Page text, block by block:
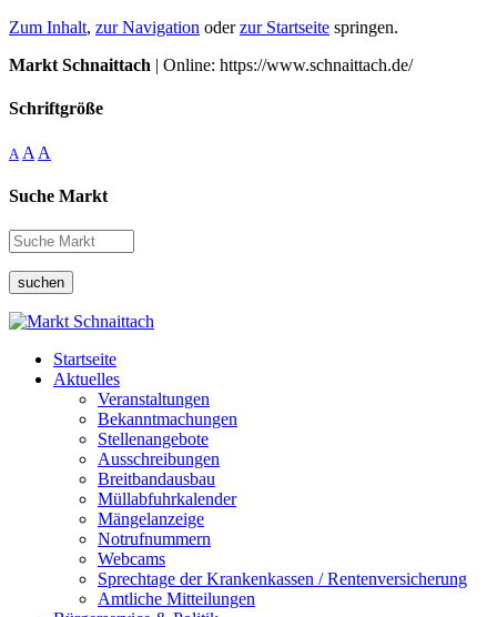
Zum Inhalt, zur Navigation oderzur Startseite springen.
Markt Schnaittach | Online: https://www.schnaittach.de/
Schriftgröße
A A A
Suche Markt
suchen
Startseite
Aktuelles
Veranstaltungen
Bekanntmachungen
Stellenangebote
Ausschreibungen
Breitbandausbau
Müllabfuhrkalender
Mängelanzeige
Notrufnummern
Webcams
Sprechtage der Krankenkassen / Rentenversicherung
Amtliche Mitteilungen